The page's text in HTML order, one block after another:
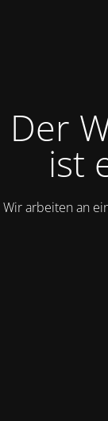
Der
ist
Wir arbeiten an